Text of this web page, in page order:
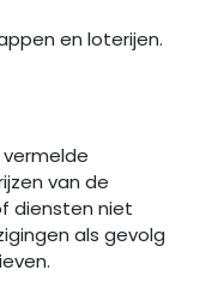
en loterijen.
van de
diensten niet
als gevolg